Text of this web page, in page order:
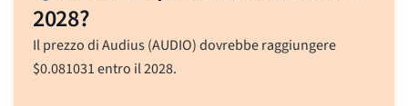
2028?
Il prezzo di Audius (AUDIO) dovrebbe raggiungere
$0.081031entro il 2028.